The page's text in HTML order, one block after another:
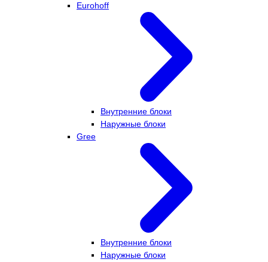
Eurohoff
Внутренние блоки
Наружные блоки
Gree
Внутренние блоки
Наружные блоки